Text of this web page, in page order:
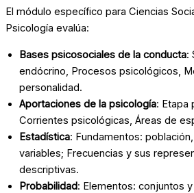
El módulo específico para Ciencias
Psicología evalúa:
Bases psicosociales de la conducta:
endócrino, Procesos psicológicos,
personalidad.
Aportaciones de la psicología: Etapa
Corrientes psicológicas, Áreas de
Estadística: Fundamentos:
variables; Frecuencias y sus
descriptivas.
Probabilidad: Elementos: conjuntos